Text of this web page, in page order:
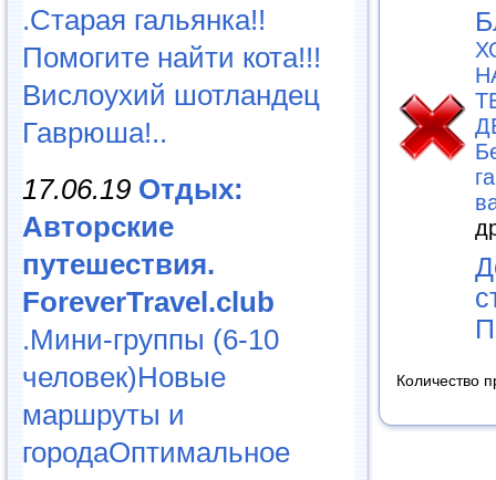
.Старая гальянка!!
Помогите найти кота!!!
Вислоухий шотландец
Гаврюша!..
17.06.19 Отдых:
Авторские
путешествия.
ForeverTravel.club
.Мини-группы (6-10
человек)Новые
маршруты и
городаОптимальное
Количество